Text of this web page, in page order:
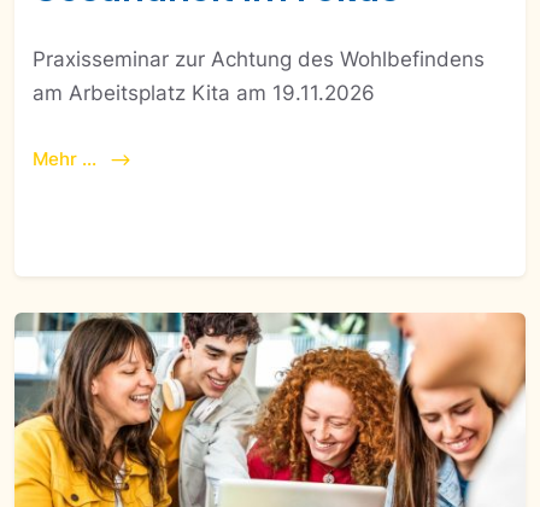
Praxisseminar zur Achtung des Wohlbefindens
am Arbeitsplatz Kita am 19.11.2026
Mehr ...